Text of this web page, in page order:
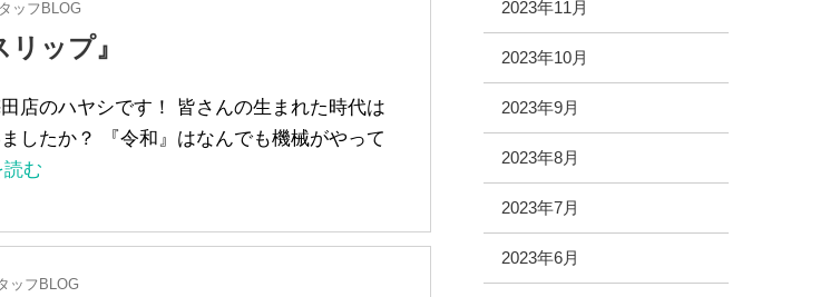
ッフBLOG
リップ』
店のハヤシです！ 皆さんの生まれた時代は
したか？ 『令和』はなんでも機械がやって
む
ッフBLOG
2023年11月
2023年10月
2023年9月
2023年8月
2023年7月
2023年6月